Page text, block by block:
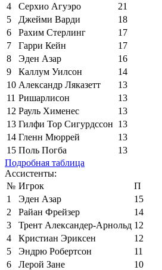
4
Серхио Агуэро
21
5
Джейми Варди
18
6
Рахим Стерлинг
17
7
Гарри Кейн
17
8
Эден Азар
16
9
Каллум Уилсон
14
10 Александр Ляказетт
13
11 Ришарлисон
13
12 Рауль Хименес
13
13 Гилфи Тор Сигурдссон 13
14 Гленн Мюррей
13
15 Поль Погба
13
Подробная таблица
Ассистенты:
№ Игрок
П
1
Эден Азар
15
2
Райан Фрейзер
14
3
Трент Александер-Арнольд 12
4
Кристиан Эриксен
12
5
Эндрю Робертсон
11
6
Лерой Зане
10